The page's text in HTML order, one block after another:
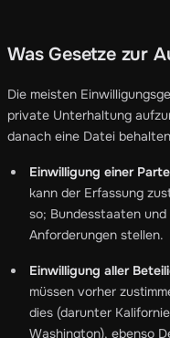
Was Gesetze zur
Die meisten
private Unterhaltung
danach eine Datei
Einwilligung einer
kann der Erfassung
so; Bundesstaaten
Anforderungen stellen.
Einwilligung aller
müssen vorher
dies (darunter
Washington), ebenso